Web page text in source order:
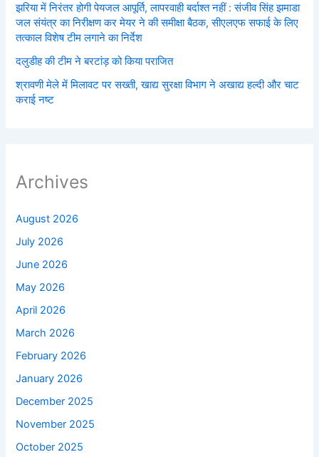
झरिया में निरंतर होगी पेयजल आपूर्ति, लापरवाही बर्दाश्त नहीं : संजीव सिंह झमाडा
जल संयंत्र का निरीक्षण कर मेयर ने की समीक्षा बैठक, सीएलएफ सफाई के लिए
तत्काल विशेष टीम लगाने का निर्देश
दलुडीह की टीम ने बरटांड़ को किया पराजित
श्रावणी मेले में मिलावट पर सख्ती, खाद्य सुरक्षा विभाग ने अखाद्य हल्दी और चाट
कराई नष्ट
Archives
August 2026
July 2026
June 2026
May 2026
April 2026
March 2026
February 2026
January 2026
December 2025
November 2025
October 2025